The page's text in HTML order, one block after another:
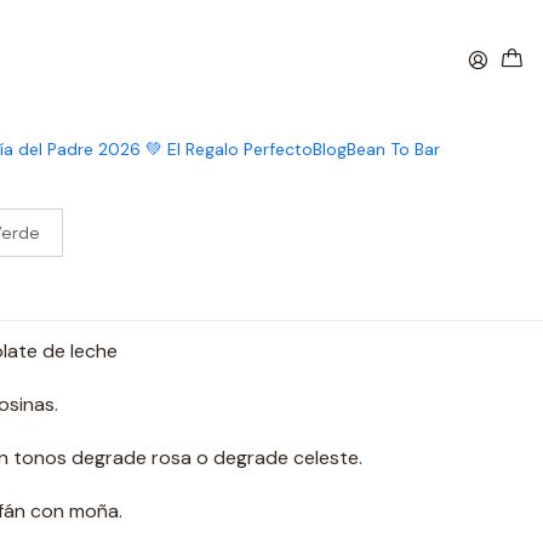
del Padre 2026 💚 El Regalo PerfectoBlogBean To Bar
de leche
tonos degrade rosa o degrade celeste.
con moña.